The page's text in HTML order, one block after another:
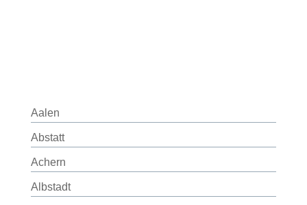
Aalen
Abstatt
Achern
Albstadt